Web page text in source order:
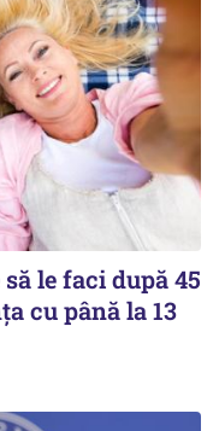
le faci după 45
cu până la 13